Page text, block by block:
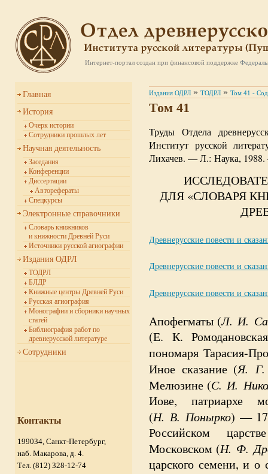
Интернет-портал создан при финансовой поддержке
Главная
История
Очерк истории
Сотрудники прошлых лет
Научная деятельность
Заседания
Конференции
Диссертации
Авторефераты
Спецкурсы
Электронные справочники
Словарь книжников
и книжности Древней Руси
Источники русской агиографии
Издания ОДРЛ
ТОДРЛ
БЛДР
Книжные центры Древней Руси
Русская агиография
Монографии и сборники научных
статей
Библиография работ по
древнерусской литературе
Сотрудники
Контакты
199034, Санкт-Петербург,
наб. Макарова, д. 4.
Тел. (812) 328-12-74
Издания ОДРЛ »ТОДРЛ »Том 41 -
Том 41
Труды Отдела
Институт русской
Лихачев. — Л.: Наука,
ДЛЯ «СЛОВАРЯ
Древнерусские повести и
Древнерусские повести и
Древнерусские повести и
Апофегматы (Л. И.
(Е. К.
пономаря Тарасия-
Иное сказание (Я. Г.
Мелюзине (С. И.
Иове, патриархе
(Н. В. Понырко) — 17.
Российском
Московском (Н. Ф.
царского семени, и о